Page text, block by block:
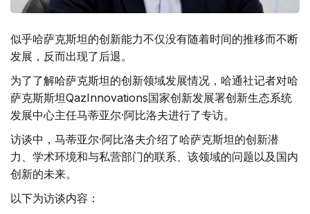
似乎哈萨克斯坦的创新能力不仅没有随着时间的推移而不断
发展，反而出现了后退。
为了了解哈萨克斯坦的创新领域发展情况，哈通社记者对哈
萨克斯斯坦QazInnovations国家创新发展署创新生态系统
发展中心主任马蒂亚尔·阿比洛夫进行了专访。
访谈中，马蒂亚尔·阿比洛夫介绍了哈萨克斯坦的创新潜
力、学术环境和与私营部门的联系、该领域的问题以及国内
创新的未来。
以下为访谈内容：